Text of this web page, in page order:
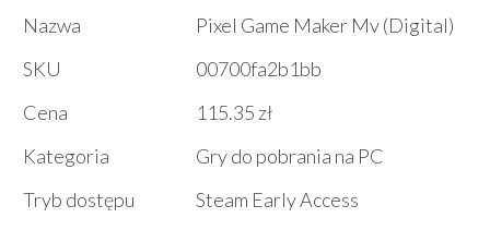
Nazwa
Pixel Game Maker Mv (Digital)
SKU
00700fa2b1bb
Cena
115.35 zł
Kategoria
Gry do pobrania na PC
Tryb dostępu
Steam Early Access